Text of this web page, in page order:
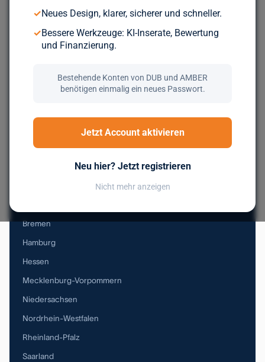
✓Neues Design, klarer, sicherer und schneller.
✓Bessere Werkzeuge: KI-Inserate, Bewertung
und Finanzierung.
Bestehende Konten von DUB und AMBER
benötigen einmalig ein neues Passwort.
Jetzt Account aktivieren
Neu hier? Jetzt registrieren
Nicht mehr anzeigen
Durchsuche über 5.000 geprüfte Unternehmen aus ganz
Baden-Württemberg
Bremen
Hamburg
Hessen
Mecklenburg-Vorpommern
Niedersachsen
Nordrhein-Westfalen
Rheinland-Pfalz
Saarland